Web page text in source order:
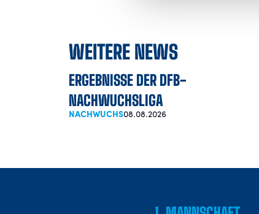
WEITERE NEWS
ERGEBNISSE DER DFB-
NACHWUCHSLIGA
NACHWUCHS08.08.2026